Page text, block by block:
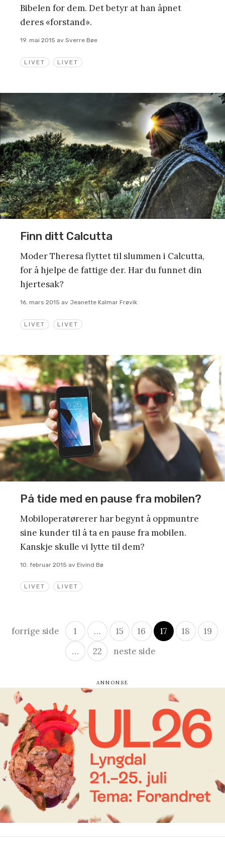
LIVET LIVET
Bibelen for dem. Det betyr at han åpnet
deres «forstand».
19. mai 2015 av Sverre Bøe
LIVET LIVET
Finn ditt Calcutta
Moder Theresa flyttet til slummen i Calcutta,
for å hjelpe de fattige der. Har du funnet din
hjertesak?
16. mars 2015 av Jeanette Kalmar Frøvik
LIVET LIVET
På tide med en pause fra mobilen?
Mobiloperatørerer har begynt å oppmuntre
sine kunder til å ta en pause fra mobilen.
Kanskje skulle vi lytte til dem?
10. februar 2015 av Eivind Bø
Innleggsnavigasjon
forrige side 1 … 15 16 17 18
19
…
22 neste side